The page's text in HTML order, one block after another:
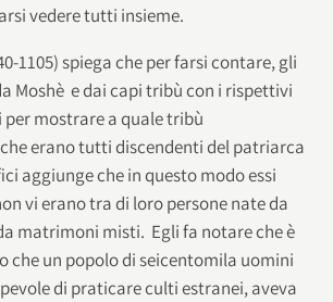
vedere tutti insieme.
1105) spiega che per farsi contare, gli
Moshè e dai capi tribù con i rispettivi
mostrare a quale tribù
erano tutti discendenti del patriarca
aggiunge che in questo modo essi
vi erano tra di loro persone nate da
matrimoni misti. Egli fa notare che è
che un popolo di seicentomila uomini
di praticare culti estranei, aveva